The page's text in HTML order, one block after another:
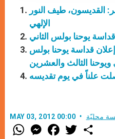
طيف النور
الإلهي
يوحنا بولس الثاني
إعلان قداسة يوحنا بولس
ويوحنا الثالث والعشرين
علناً في يوم تقديسه
MAY 03, 2012 00:00 محليّة
W
h
M
e
F
a w